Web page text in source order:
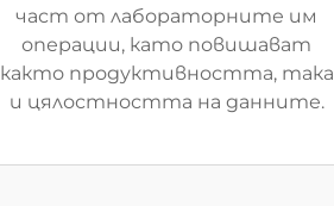
част от лабораторните им
операции, като повишават
както продуктивността, така
и цялостността на данните.